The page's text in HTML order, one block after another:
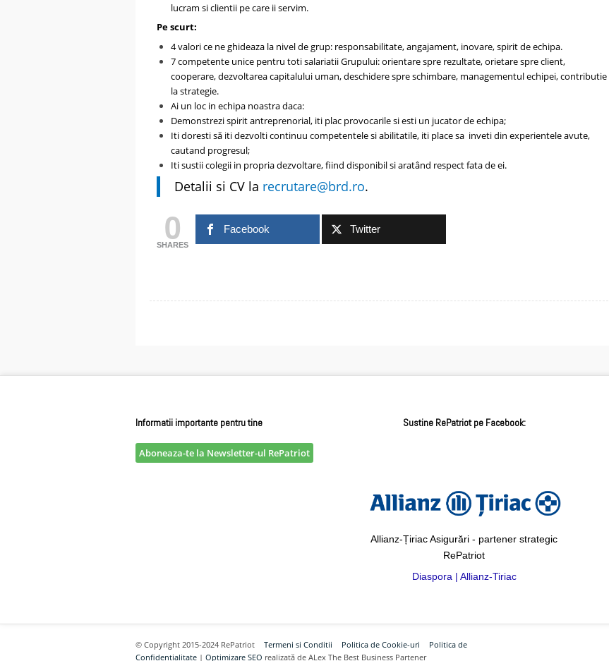
lucram si clientii pe care ii servim.
Pe scurt:
4 valori ce ne ghideaza la nivel de grup: responsabilitate, angajament, inovare, spirit de echipa.
7 competente unice pentru toti salariatii Grupului: orientare spre rezultate, orietare spre client,
cooperare, dezvoltarea capitalului uman, deschidere spre schimbare, managementul echipei, contributie
la strategie.
Ai un loc in echipa noastra daca:
Demonstrezi spirit antreprenorial, iti plac provocarile si esti un jucator de echipa;
Iti doresti să iti dezvolti continuu competentele si abilitatile, iti place sa inveti din experientele avute,
cautand progresul;
Iti sustii colegii in propria dezvoltare, fiind disponibil si aratând respect fata de ei.
Detalii si CV la recrutare@brd.ro.
0
SHARES
Facebook Twitter
Informatii importante pentru tine
Aboneaza-te la Newsletter-ul RePatriot
Sustine RePatriot pe Facebook:
Allianz-Țiriac Asigurări - partener strategic
RePatriot
Diaspora | Allianz-Tiriac
© Copyright 2015-2024 RePatriot Termeni si Conditii Politica de Cookie-uri
Politica de
Confidentialitate | Optimizare SEO realizată de ALex The Best Business Partener